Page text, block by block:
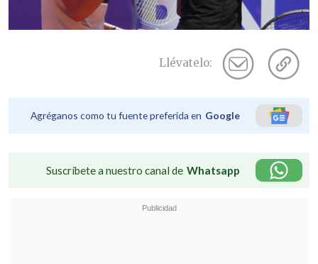
Llévatelo:
Agréganos como tu fuente preferida en Google
Suscríbete a nuestro canal de Whatsapp